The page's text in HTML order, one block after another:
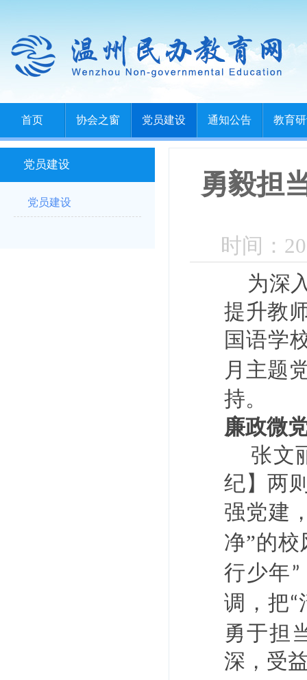
首页 协会之窗 党员建设 通知公告 教育
党员建设
党员建设
勇毅担
时间：
为深
提升教
国语学
月主题
持。
廉政微
张文
纪】两
强党建
净”的校
行少年”
调 ，把“
勇于担
深，受